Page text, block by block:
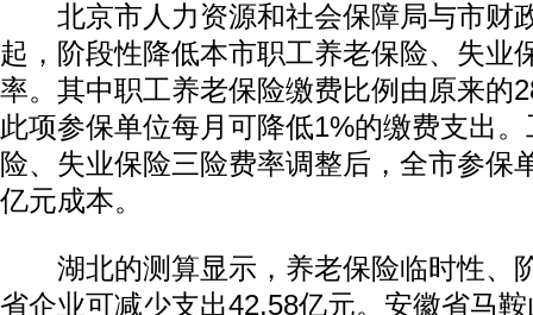
北京市人力资源和社会保障局与市财
起，阶段性降低本市职工养老保险、失业
率。其中职工养老保险缴费比例由原来的
此项参保单位每月可降低1%的缴费支出
险、失业保险三险费率调整后，全市参保
亿元成本。
湖北的测算显示，养老保险临时性、
省企业可减少支出42.58亿元。安徽省马